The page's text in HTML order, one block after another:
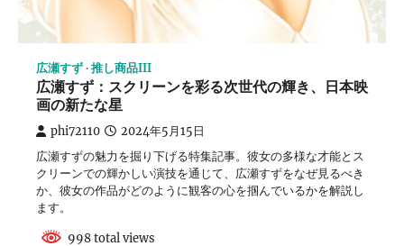
広瀬すず 推し商品III
広瀬すず：スクリーンを彩る次世代の輝き、日本映
画の新たな星
phi72110 2024年5月15日
広瀬すずの魅力を掘り下げる特集記事。彼女の多様な才能とス
クリーンでの輝かしい演技を通じて、広瀬すずをなぜ見るべき
か、彼女の作品がどのように観客の心を掴んでいるかを解説し
ます。
998 total views